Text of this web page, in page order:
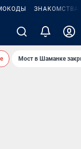
ЗНАКОМСТВА
Мост в Шаманке